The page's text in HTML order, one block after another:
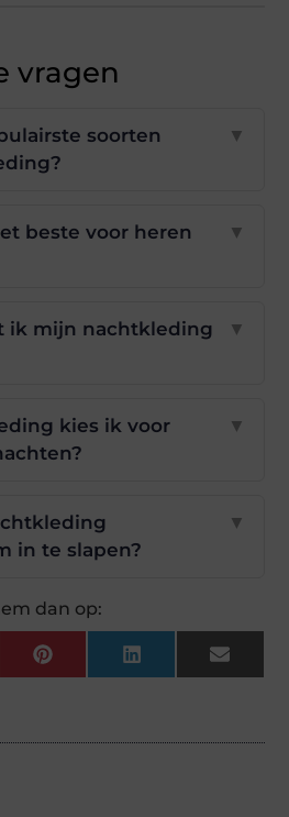
vragen
soorten
▼
beste voor heren
▼
ik mijn nachtkleding
▼
kies ik voor
▼
in te slapen?
▼
dan op:
PinterestLinkedInEmail